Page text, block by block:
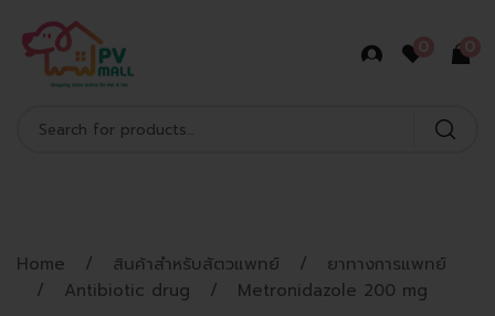
Home สินค้าสำหรับสัตวแพทย์
ยาทางการแพทย์
Antibiotic drug
Metronidazole 200 mg